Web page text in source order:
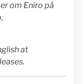
om Eniro på
at